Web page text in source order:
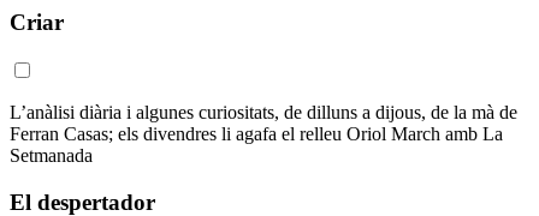
Criar
L’anàlisi diària i algunes curiositats, de dilluns a dijous, de la mà de
Ferran Casas; els divendres li agafa el relleu Oriol March amb La
Setmanada
El despertador